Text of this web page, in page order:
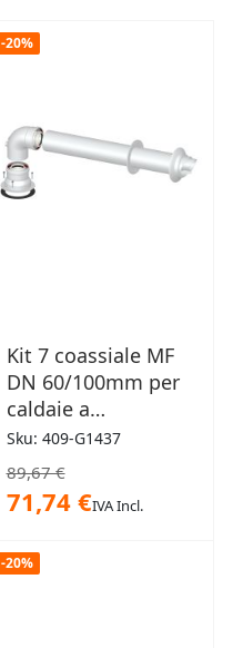
-20%
Kit 7 coassiale MF
DN 60/100mm per
caldaie a
condensazione
Sku: 409-G1437
89,67 €
71,74 €IVA Incl.
-20%